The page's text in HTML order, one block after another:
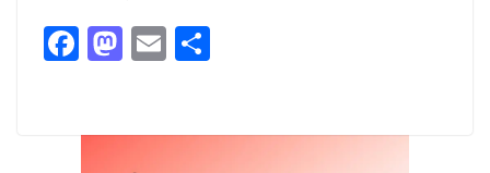
F
b
M
d
E
l p